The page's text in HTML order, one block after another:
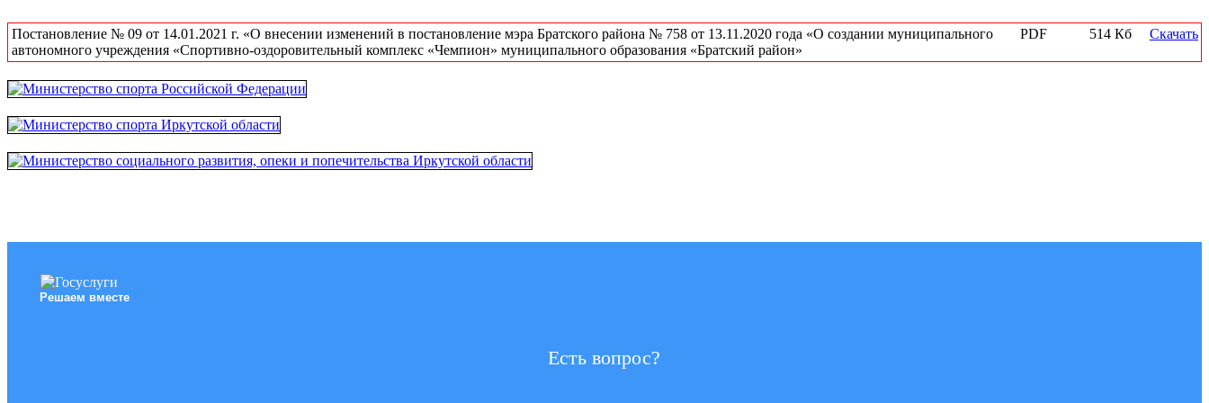
Постановление № 09 от 14.01.2021 г. «О внесении изменений в постановление мэра Братского района № 758 от 13.11.2020 года «О создании муниципального
автономного учреждения «Спортивно-оздоровительный комплекс «Чемпион» муниципального образования «Братский район»
PDF 514 Кб Скачать
Решаем вместе
Есть вопрос?